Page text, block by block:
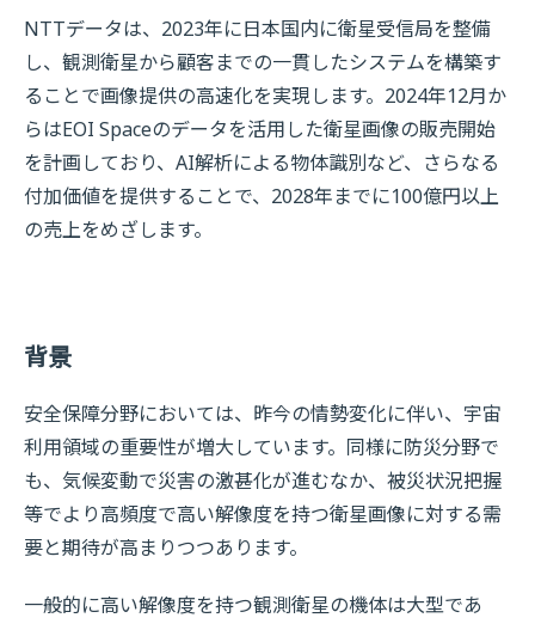
NTTデータは、2023年に日本国内に衛星受信局を整備
し、観測衛星から顧客までの一貫したシステムを構築す
ることで画像提供の高速化を実現します。2024年12月か
らはEOI Spaceのデータを活用した衛星画像の販売開始
を計画しており、AI解析による物体識別など、さらなる
付加価値を提供することで、2028年までに100億円以上
の売上をめざします。
背景
安全保障分野においては、昨今の情勢変化に伴い、宇宙
利用領域の重要性が増大しています。同様に防災分野で
も、気候変動で災害の激甚化が進むなか、被災状況把握
等でより高頻度で高い解像度を持つ衛星画像に対する需
要と期待が高まりつつあります。
一般的に高い解像度を持つ観測衛星の機体は大型であ